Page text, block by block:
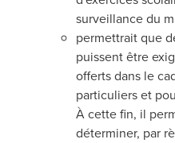
surveillance du
permettrait que
puissent être
offerts dans le
particuliers et
À cette fin, il
déterminer, par